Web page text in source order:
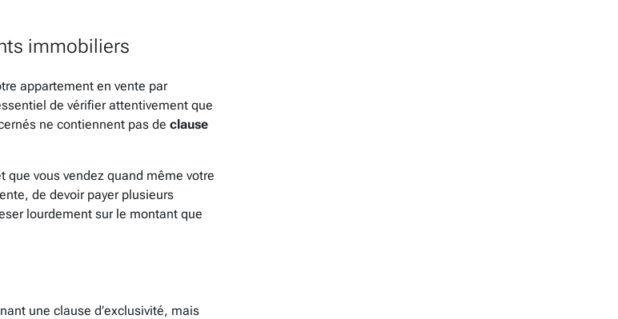
immobiliers
appartement en vente par
de vérifier attentivement que
ne contiennent pas de clause
que vous vendez quand même votre
de devoir payer plusieurs
lourdement sur le montant que
une clause d’exclusivité, mais